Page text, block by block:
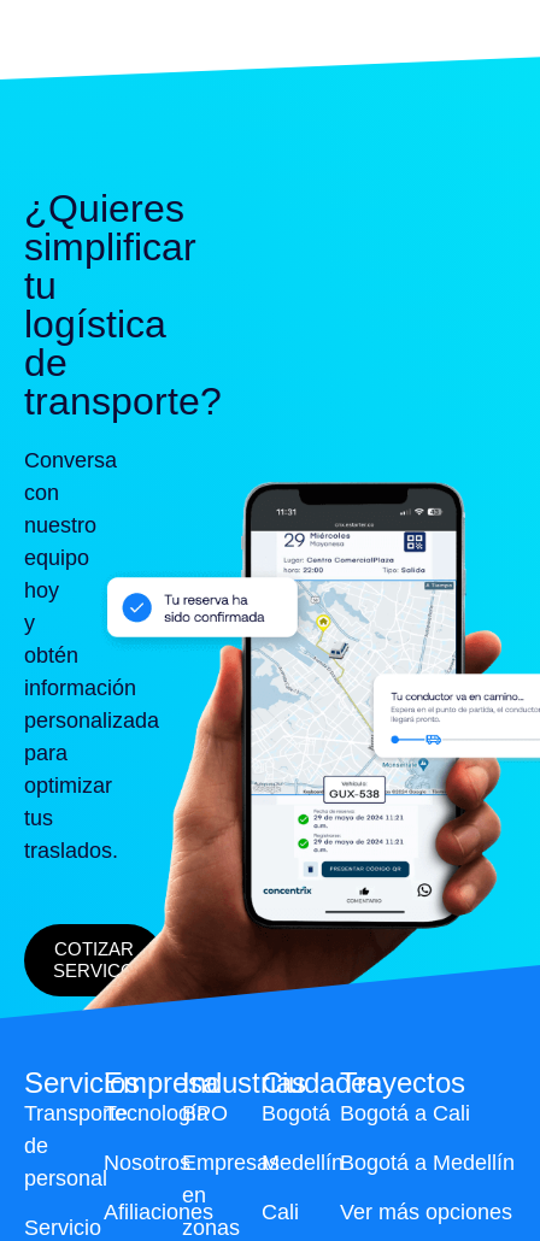
¿Quieres
simplificar
tu
logística
de
transporte?
Conversa
con
nuestro
equipo
hoy
y
obtén
información
personalizada
para
optimizar
tus
traslados.
COTIZAR
SERVICO
Servicios
Transporte
de
personal
Servicio
Industrias
BPO
Empresas
en
zonas
Ciudades
Bogotá
Medellín
Cali
Trayectos
Bogotá a Cali
Bogotá a Medellín
Ver más opciones
Empresa
Tecnología
Nosotros
Afiliaciones